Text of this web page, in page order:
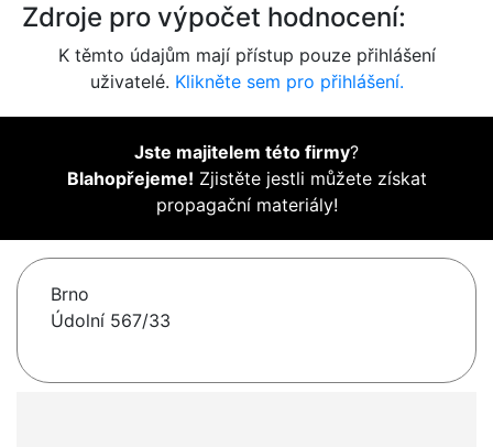
Zdroje pro výpočet hodnocení:
K těmto údajům mají přístup pouze přihlášení
uživatelé. Klikněte sem pro přihlášení.
Jste majitelem této firmy?
Blahopřejeme! Zjistěte jestli můžete získat
propagační materiály!
Brno
Údolní 567/33